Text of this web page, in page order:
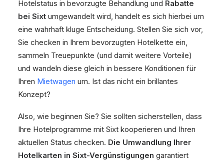
Hotelstatus in bevorzugte Behandlung und Rabatte
bei Sixt umgewandelt wird, handelt es sich hierbei um
eine wahrhaft kluge Entscheidung. Stellen Sie sich vor,
Sie checken in Ihrem bevorzugten Hotelkette ein,
sammeln Treuepunkte (und damit weitere Vorteile)
und wandeln diese gleich in bessere Konditionen für
Ihren Mietwagen um. Ist das nicht ein brillantes
Konzept?
Also, wie beginnen Sie? Sie sollten sicherstellen, dass
Ihre Hotelprogramme mit Sixt kooperieren und Ihren
aktuellen Status checken. Die Umwandlung Ihrer
Hotelkarten in Sixt-Vergünstigungen garantiert